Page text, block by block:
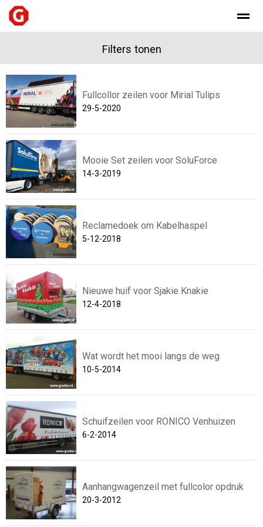
Home Nieuws Foto's Bellen
Filters tonen
Fullcollor zeilen voor Mirial Tulips
29-5-2020
Mooie Set zeilen voor SoluForce
14-3-2019
Reclamedoek om Kabelhaspel
5-12-2018
Nieuwe huif voor Sjakie Knakie
12-4-2018
Wat wordt het mooi langs de weg
10-5-2014
Schuifzeilen voor RONICO Venhuizen
6-2-2014
Aanhangwagenzeil met fullcolor opdruk
20-3-2012